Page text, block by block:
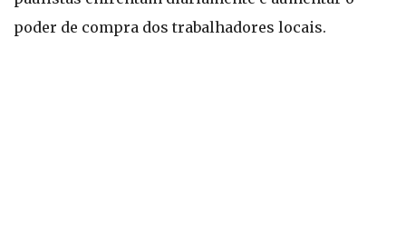
poder de compra dos trabalhadores locais.